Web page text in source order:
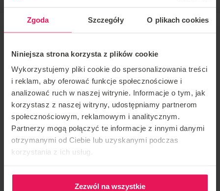
Zgoda Szczegóły O plikach cookies
Niniejsza strona korzysta z plików cookie
Wykorzystujemy pliki cookie do spersonalizowania treści
i reklam, aby oferować funkcje społecznościowe i
analizować ruch w naszej witrynie. Informacje o tym, jak
korzystasz z naszej witryny, udostępniamy partnerom
społecznościowym, reklamowym i analitycznym.
Partnerzy mogą połączyć te informacje z innymi danymi
otrzymanymi od Ciebie lub uzyskanymi podczas
korzystania z ich usług.
Zezwól na wszystkie
Розташування: Flyspot Gdańsk
Дата: 19-23.03.2024
Йоханнес – досвідчений тренер з тунельного
спорту та стрибків з парашутом. На його рахунку
понад 2 000 стрибків і кілька європейських
рекордів у форматі HD. Ідеально підходить для
Йоганнес змагався у тунельних польотах як на